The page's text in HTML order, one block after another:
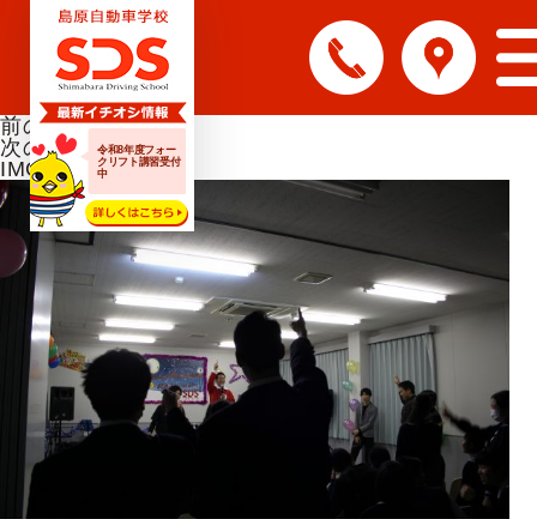
令和8年度フォー
クリフト講習受付
中
前の画像
次の画像
IMG_9960